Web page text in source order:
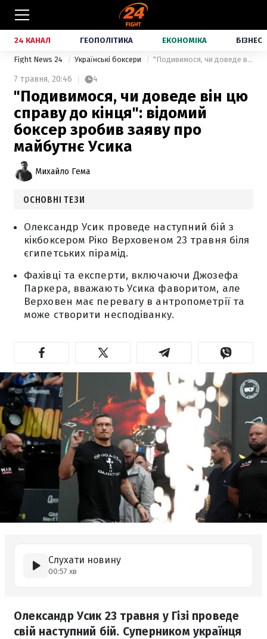
24 КАНАЛ ГЕОПОЛІТИКА ЕКОНОМІКА БІЗНЕС
Fight News 24 Українські боксери "Подивимося, чи доведе він цю справу до кінця": відомий боксер зробив заяву про майбутнє Усика
7 травня, 20:46 4
"Подивимося, чи доведе він цю
справу до кінця": відомий
боксер зробив заяву про
майбутнє Усика
Михайло Гема
ОСНОВНІ ТЕЗИ
Олександр Усик проведе наступний бій з
кікбоксером Ріко Верховеном 23 травня біля
єгипетських пірамід.
Фахівці та експерти, включаючи Джозефа
Паркера, вважають Усика фаворитом, але
Верховен має перевагу в антропометрії та
може створити несподіванку.
Слухати новину
00:57 хв
Олександр Усик 23 травня у Гізі проведе
свій наступний бій. Суперником українця